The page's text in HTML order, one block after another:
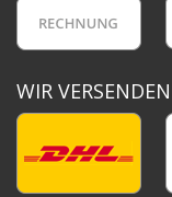
WIR